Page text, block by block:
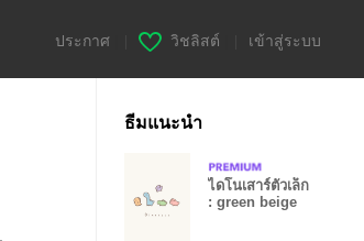
ประกาศ วิชลิสต์ เข้าสู่ระบบ
ธีมแนะนำ
ไดโนเสาร์ตัวเล็ก
: green beige